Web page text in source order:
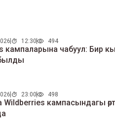
12:30 494
Бир кыргызстандык жабыркап, дайынсыз болгон
23:00 498
жогу